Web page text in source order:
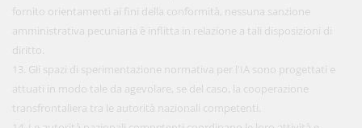
fornito orientamenti ai fini della conformità, nessuna sanzione
amministrativa pecuniaria è inflitta in relazione a tali disposizioni di
diritto.
13. Gli spazi di sperimentazione normativa per l'IA sono progettati e
attuati in modo tale da agevolare, se del caso, la cooperazione
transfrontaliera tra le autorità nazionali competenti.